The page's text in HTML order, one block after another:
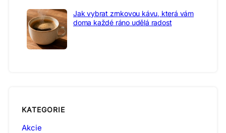
Jak vybrat zrnkovou kávu, která vám
doma každé ráno udělá radost
KATEGORIE
Akcie